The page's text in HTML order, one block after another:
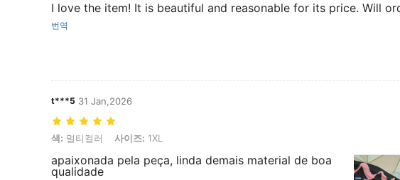
I love the item! It is beautiful and reasonable for its price. Will
번역
t***5 31 Jan,2026
색: 멀티컬러, 사이즈: 1XL
색: 멀티컬러 사이즈: 1XL
apaixonada pela peça, linda demais material de boa
qualidade